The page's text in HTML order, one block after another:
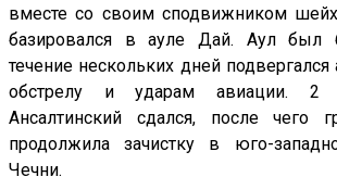
вместе со своим сподвижником
базировался в ауле Дай. Аул был
течение нескольких дней подвергался
обстрелу и ударам авиации. 2
Ансалтинский сдался, после чего
продолжила зачистку в юго-
Чечни.